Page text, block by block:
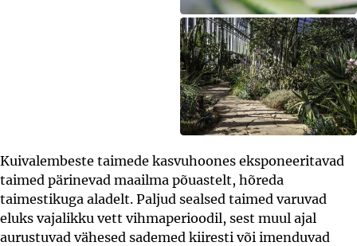
Kuivalembeste taimede kasvuhoones eksponeeritavad
taimed pärinevad maailma põuastelt, hõreda
taimestikuga aladelt. Paljud sealsed taimed varuvad
eluks vajalikku vett vihmaperioodil, sest muul ajal
aurustuvad vähesed sademed kiiresti või imenduvad